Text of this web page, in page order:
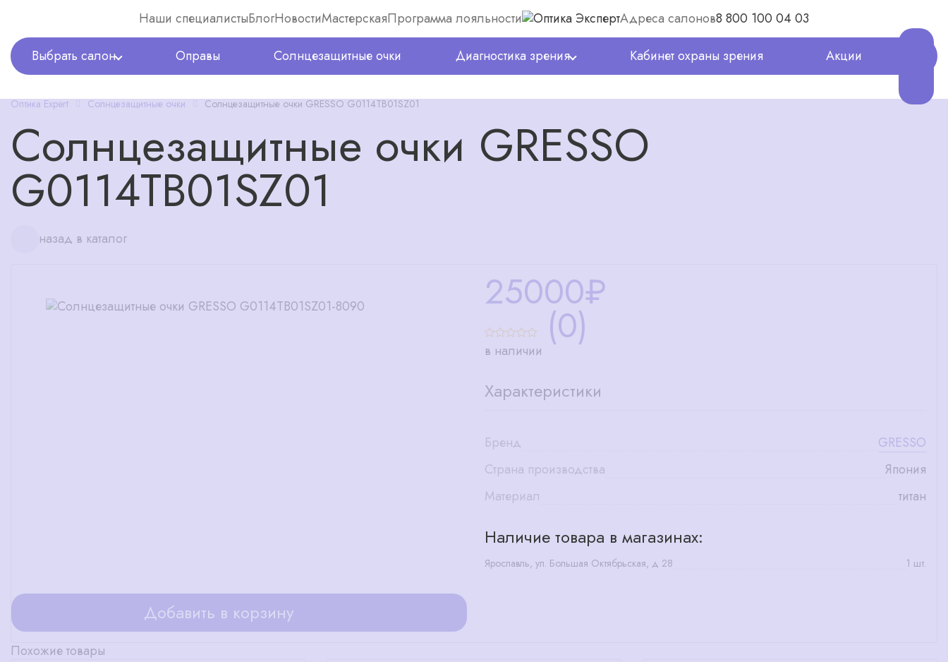
Наши специалистыБлогНовостиМастерскаяПрограмма лояльности Адреса салонов8 800 100 04 03
Выбрать салон Оправы Солнцезащитные очки Диагностика зрения Кабинет охраны зрения Акции
Оптика Expert Солнцезащитные очки Солнцезащитные очки GRESSO G0114TB01SZ01
Солнцезащитные очки GRESSO
G0114TB01SZ01
назад в каталог
25000₽
(0)
в наличии
Характеристики
Бренд
GRESSO
Страна производства
Япония
Материал
титан
Наличие товара в магазинах:
Ярославль, ул. Большая Октябрьская, д 28 1 шт.
Добавить в корзину
Похожие товары